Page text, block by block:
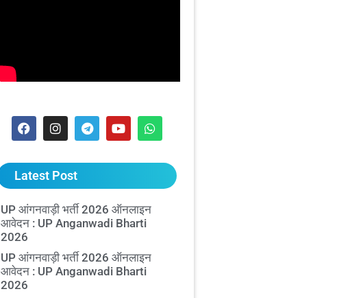
Latest Post
UP आंगनवाड़ी भर्ती 2026 ऑनलाइन
आवेदन : UP Anganwadi Bharti
2026
UP आंगनवाड़ी भर्ती 2026 ऑनलाइन
आवेदन : UP Anganwadi Bharti
2026